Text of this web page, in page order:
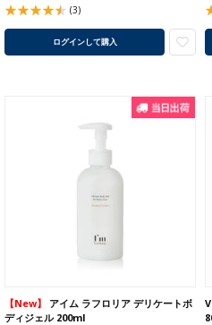
(3)
ログインして購入
【New】
アイム ラフロリア デリケートボ
ディジェル 200ml